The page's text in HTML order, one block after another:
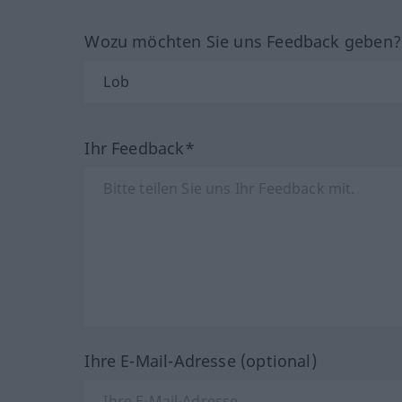
Wozu möchten Sie uns Feedback
Ihr Feedback*
Ihre E-Mail-Adresse (optional)